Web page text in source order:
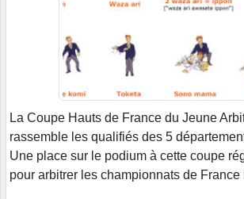
La Coupe Hauts de France du Jeune
rassemble les qualifiés des 5
Une place sur le podium à cette coupe
pour arbitrer les championnats de France